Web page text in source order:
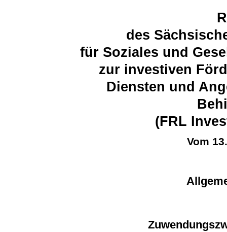
des
für Soziales und
zur investiven
Diensten und
(FRL
Vom